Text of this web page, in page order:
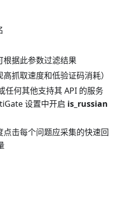
据此参数过滤结果
抓取速度和低验证码消耗）
任何其他支持其 API 的服务
设置中开启 is_russian
击每个问题应采集的快速回